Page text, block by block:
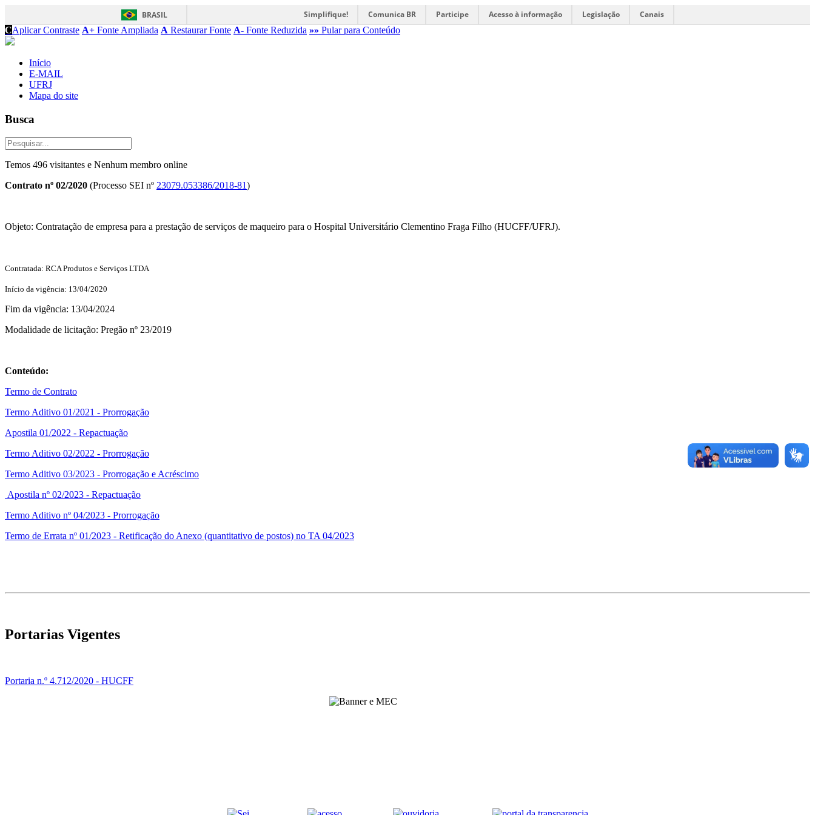
BRASIL Simplifique! Comunica BR Participe Acesso à informação Legislação
Canais
CAplicar Contraste A+ Fonte Ampliada A Restaurar Fonte A- Fonte Reduzida »» Pular para Conteúdo
Início
E-MAIL
UFRJ
Mapa do site
Busca
Temos 496 visitantes e Nenhum membro online
Contrato nº 02/2020 (Processo SEI nº 23079.053386/2018-81)
Objeto: Contratação de empresa para a prestação de serviços de maqueiro para o Hospital Universitário Clementino Fraga Filho (HUCFF/UFRJ).
Contratada: RCA Produtos e Serviços LTDA
Início da vigência: 13/04/2020
Fim da vigência: 13/04/2024
Modalidade de licitação: Pregão nº 23/2019
Conteúdo:
Termo de Contrato
Termo Aditivo 01/2021 - Prorrogação
Apostila 01/2022 - Repactuação
Termo Aditivo 02/2022 - Prorrogação
Termo Aditivo 03/2023 - Prorrogação e Acréscimo
Apostila nº 02/2023 - Repactuação
Termo Aditivo nº 04/2023 - Prorrogação
Termo de Errata nº 01/2023 - Retificação do Anexo (quantitativo de postos) no TA 04/2023
Portarias Vigentes
Portaria n.º 4.712/2020 - HUCFF